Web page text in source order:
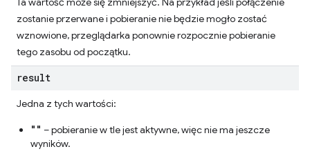
zostanie przerwane i pobieranie nie będzie mogło zostać
wznowione, przeglądarka ponownie rozpocznie pobieranie
tego zasobu od początku.
result
Jedna z tych wartości:
"" – pobieranie w tle jest aktywne, więc nie ma jeszcze
wyników.